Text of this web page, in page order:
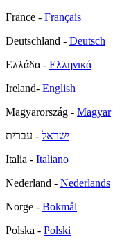
France - Français
Deutschland - Deutsch
Ελλάδα - Ελληνικά
Ireland- English
Magyarország - Magyar
ישראל - עברית
Italia - Italiano
Nederland - Nederlands
Norge - Bokmål
Polska - Polski